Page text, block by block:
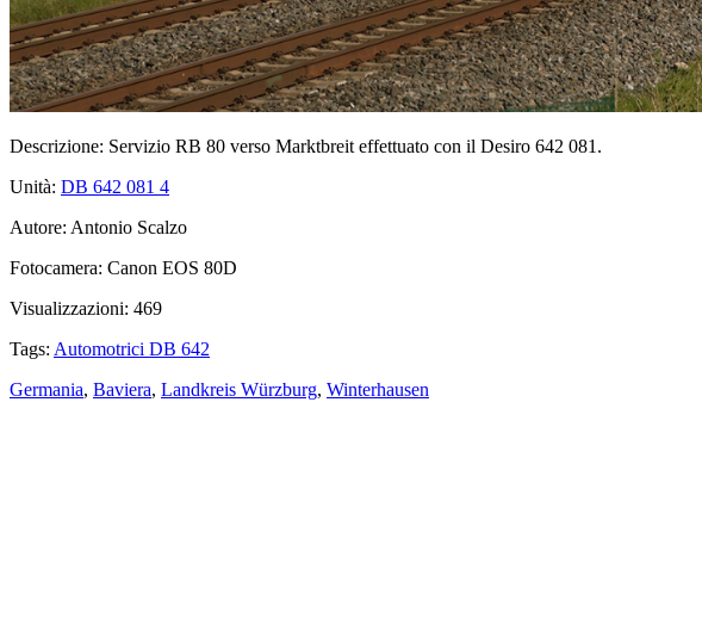
Descrizione: Servizio RB 80 verso Marktbreit effettuato con il Desiro 642 081.
Unità: DB 642 081 4
Autore: Antonio Scalzo
Fotocamera: Canon EOS 80D
Visualizzazioni: 469
Tags: Automotrici DB 642
Germania, Baviera, Landkreis Würzburg, Winterhausen